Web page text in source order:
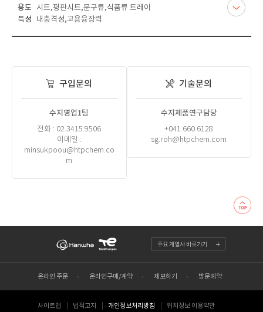
용도
시트,평판시트,문구류,식품류 트레이
특성
내충격성,고용융장력
구입문의
수지영업1팀
전화 : 02.3415.9506
이메일 :
minsukpoou@htpchem.co
m
기술문의
수지제품연구담당
+041.660.6128
sg.roh@htpchem.com
주요 계열사 바로가기
온라인 주문 온라인구매/계약 제보하기 방문예약
사이트맵 법적고지 개인정보처리방침 위치정보 이용약관